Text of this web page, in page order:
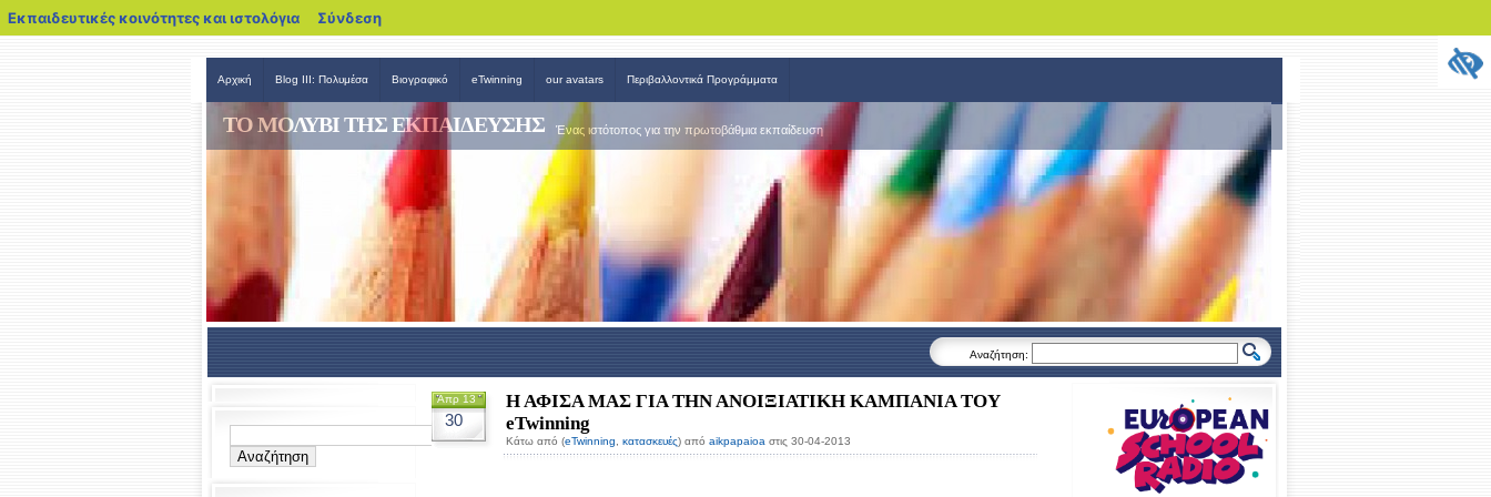
Εκπαιδευτικές κοινότητες και ιστολόγια blogs.sch.gr
Σύνδεση
Αρχική Blog III: Πολυμέσα Βιογραφικό eTwinning our avatars Περιβαλλοντικά Προγράμματα
TO MΟΛΥΒΙ ΤΗΣ ΕΚΠΑΙΔΕΥΣΗΣ Ένας ιστότοπος για την πρωτοβάθμια εκπαίδευση
Αναζήτηση:
Απρ 13
30
Η ΑΦΙΣΑ ΜΑΣ ΓΙΑ ΤΗΝ ΑΝΟΙΞΙΑΤΙΚΗ ΚΑΜΠΑΝΙΑ ΤΟΥ
eTwinning
Κάτω από (eTwinning κατασκευές) από aikpapaioa στις 30-04-2013